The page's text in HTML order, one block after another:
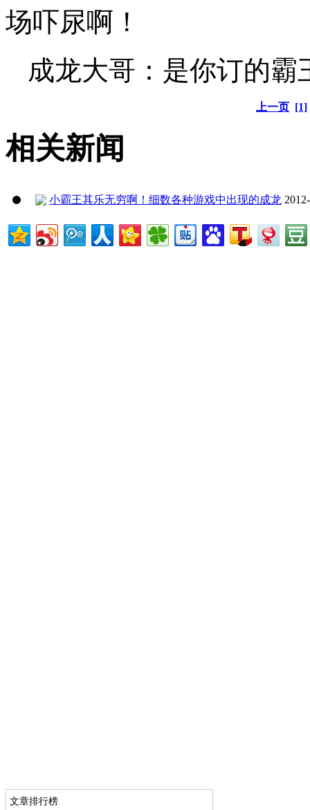
场吓尿啊！
成龙大哥：是你订的霸
上一页 [1]
相关新闻
小霸王其乐无穷啊！细数各种游戏中出现的成龙